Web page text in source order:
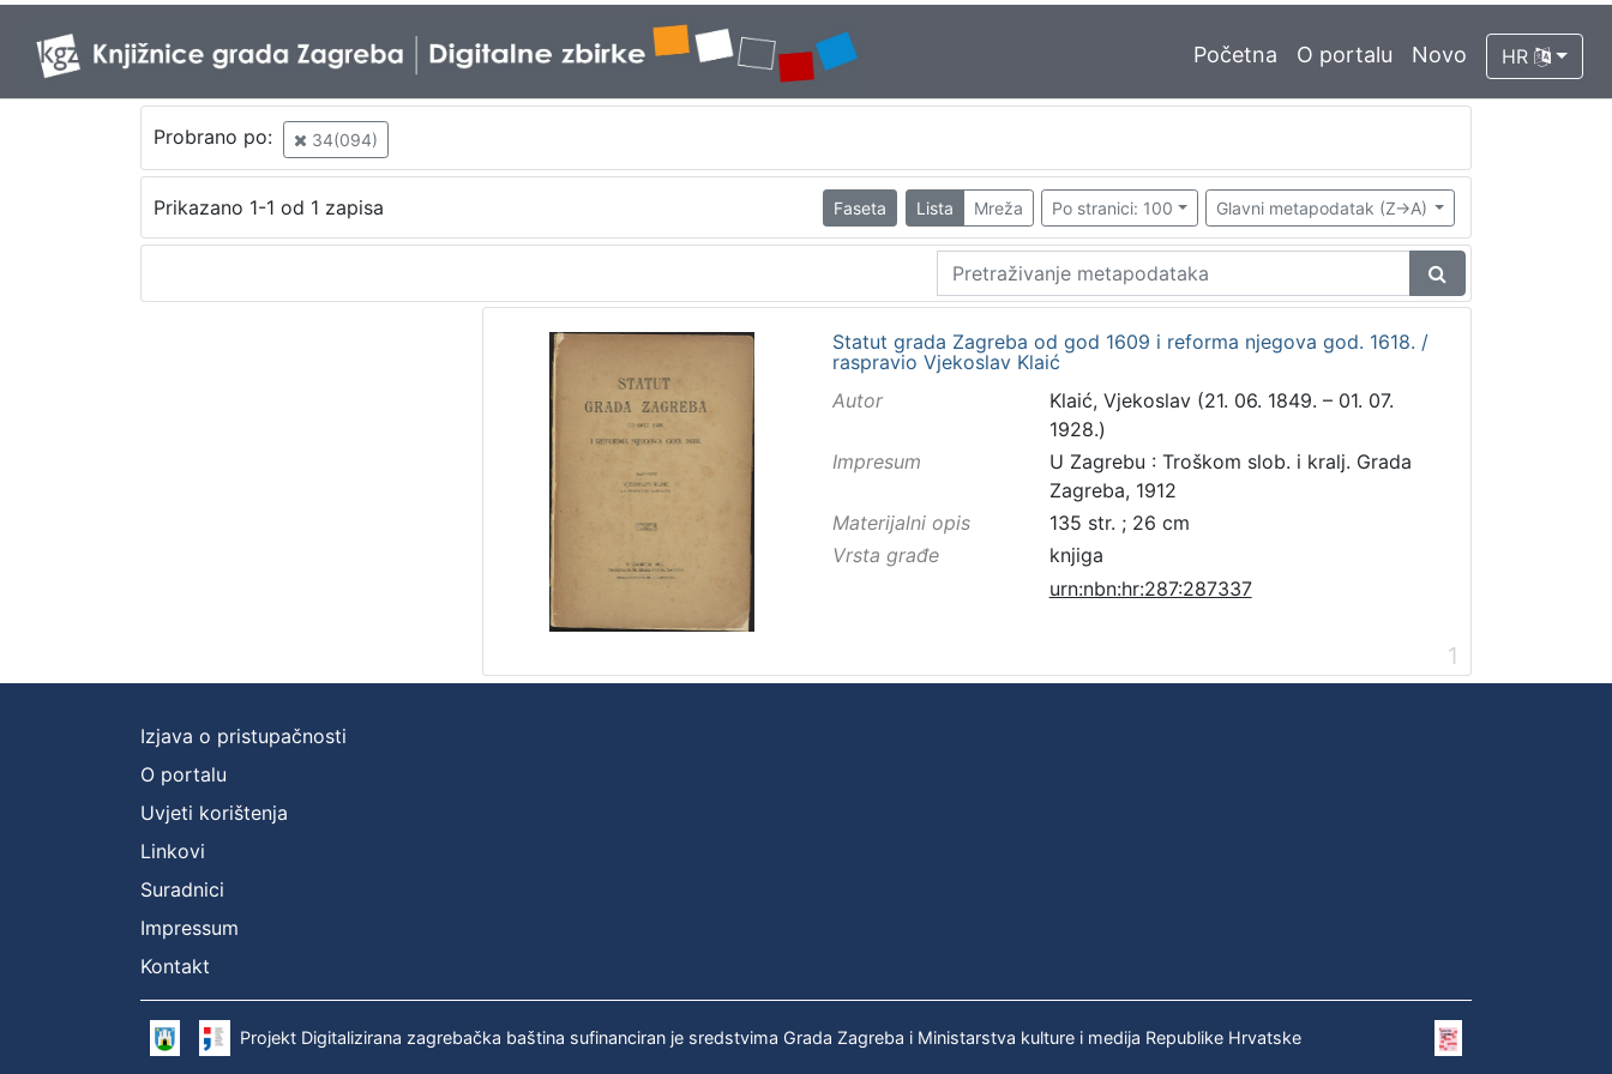
Početna O portalu Novo HR
Probrano po: 34(094)
Prikazano 1-1 od 1 zapisa Faseta Lista Mreža Po stranici: 100 Glavni metapodatak (Z->A)
Statut grada Zagreba od god 1609 i reforma njegova god. 1618. /
raspravio Vjekoslav Klaić
Autor
Klaić, Vjekoslav (21. 06. 1849. – 01. 07.
1928.)
Impresum
U Zagrebu : Troškom slob. i kralj. Grada
Zagreba, 1912
Materijalni opis
135 str. ; 26 cm
Vrsta građe
knjiga
urn:nbn:hr:287:287337
1
Izjava o pristupačnosti
O portalu
Uvjeti korištenja
Linkovi
Suradnici
Impressum
Kontakt
Projekt Digitalizirana zagrebačka baština sufinanciran je sredstvima Grada Zagreba i Ministarstva kulture i medija Republike Hrvatske